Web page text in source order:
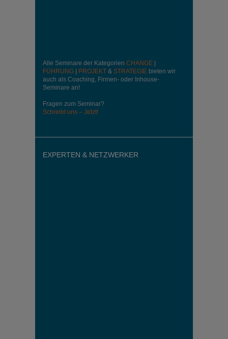
Alle Seminare der Kategorien CHANGE
FÜHRUNG
PROJEKT & STRATEGIE bieten wir
auch als Coaching, Firmen- oder Inhouse-
Seminare an!
Fragen zum Seminar?
Schreibt uns – Jetzt!
EXPERTEN & NETZWERKER